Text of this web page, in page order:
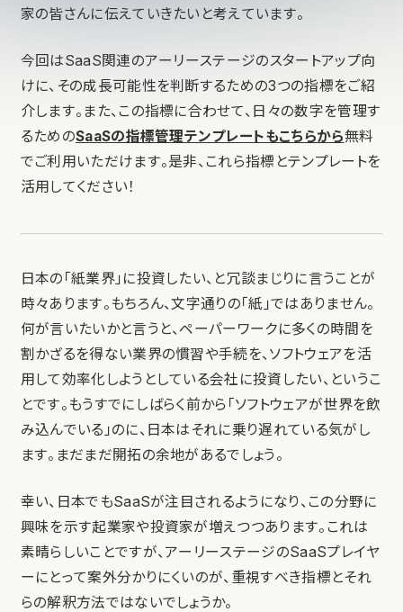
家の皆さんに伝えていきたいと考えています。
今回はSaaS関連のアーリーステージのスタートアップ向
けに、その成長可能性を判断するための3つの指標をご紹
介します。また、この指標に合わせて、日々の数字を管理す
るためのSaaSの指標管理テンプレートもこちらから無料
でご利用いただけます。是非、これら指標とテンプレートを
活用してください！
日本の「紙業界」に投資したい、と冗談まじりに言うことが
時々あります。もちろん、文字通りの「紙」ではありません。
何が言いたいかと言うと、ペーパーワークに多くの時間を
割かざるを得ない業界の慣習や手続を、ソフトウェアを活
用して効率化しようとしている会社に投資したい、というこ
とです。もうすでにしばらく前から「ソフトウェアが世界を飲
み込んでいる」のに、日本はそれに乗り遅れている気がし
ます。まだまだ開拓の余地があるでしょう。
幸い、日本でもSaaSが注目されるようになり、この分野に
興味を示す起業家や投資家が増えつつあります。これは
素晴らしいことですが、アーリーステージのSaaSプレイヤ
ーにとって案外分かりにくいのが、重視すべき指標とそれ
らの解釈方法ではないでしょうか。